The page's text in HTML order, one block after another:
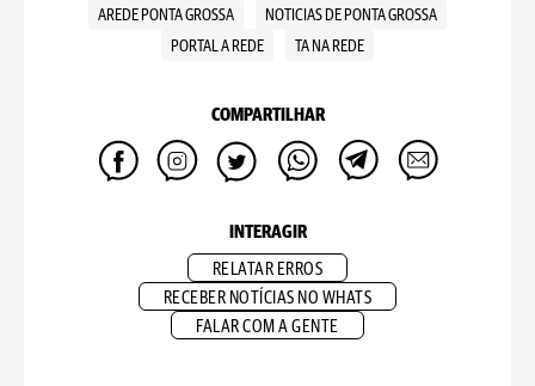
AREDE PONTA GROSSA
NOTICIAS DE PONTA GROSSA
PORTAL A REDE
TA NA REDE
COMPARTILHAR
INTERAGIR
RELATAR ERROS
RECEBER NOTÍCIAS NO WHATS
FALAR COM A GENTE